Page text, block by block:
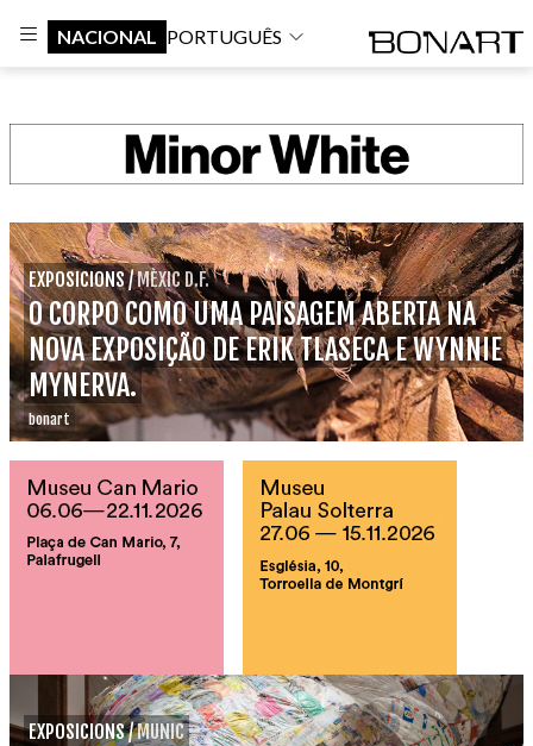
NACIONAL PORTUGUÊS
EXPOSICIONS/MÈXIC D.F.
O CORPO COMO UMA PAISAGEM ABERTA NA
NOVA EXPOSIÇÃO DE ERIK TLASECA E WYNNIE
MYNERVA.
bonart
EXPOSICIONS/MUNIC